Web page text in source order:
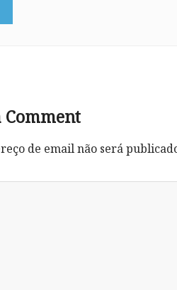
Comment
de email não será